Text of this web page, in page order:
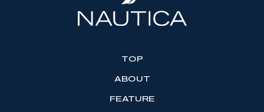
TOP
ABOUT
FEATURE